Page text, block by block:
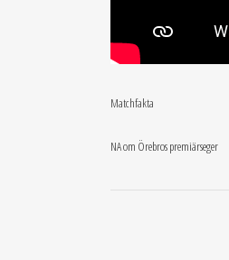
Matchfakta
NA om Örebros premiärseger